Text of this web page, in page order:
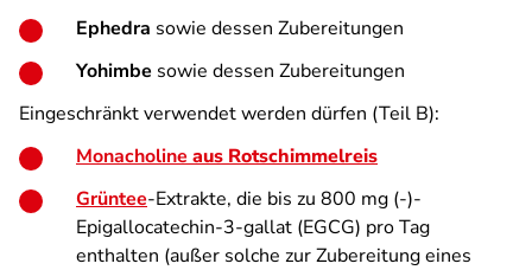
Ephedra sowie dessen Zubereitungen
Yohimbe sowie dessen Zubereitungen
Eingeschränkt verwendet werden dürfen (Teil B):
Monacholine aus Rotschimmelreis
Grüntee-Extrakte, die bis zu 800 mg (-)-
Epigallocatechin-3-gallat (EGCG) pro Tag
enthalten (außer solche zur Zubereitung eines